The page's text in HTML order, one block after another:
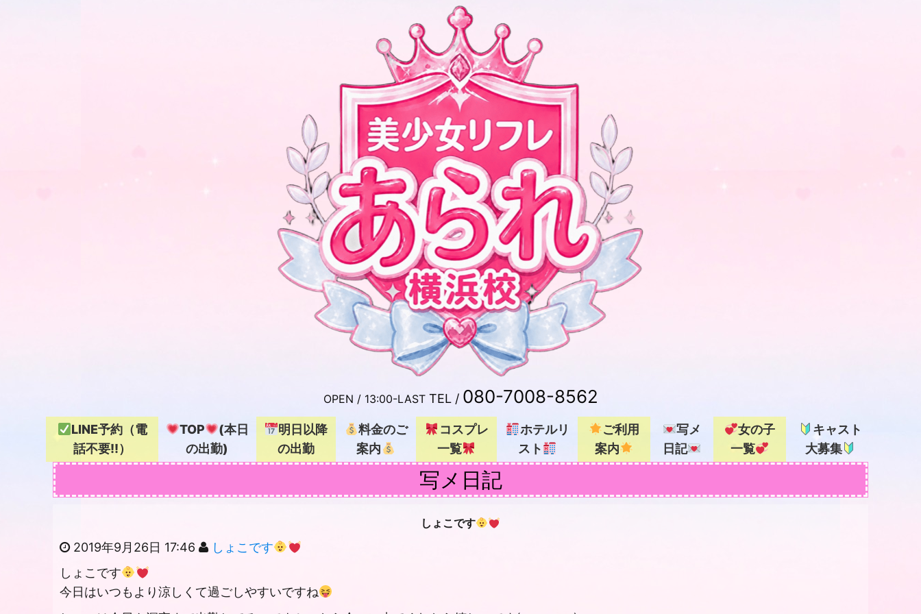
OPEN / 13:00-LAST TEL / 080-7008-8562
LINE予約（電
話不要!!）
TOP
(本日
の出勤)
明日以降
の出勤
料金のご
案内
コスプレ
一覧
ホテルリ
スト
ご利用
案内
写メ
日記
女の子
一覧
キャスト
大募集
写メ日記
しょこです
2019年9月26日 17:46
しょこです
しょこです
今日はいつもより涼しくて過ごしやすいですね